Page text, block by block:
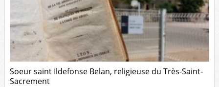
Soeur saint Ildefonse Belan, religieuse du Très-Saint-
Sacrement